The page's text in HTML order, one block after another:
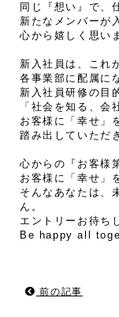
同じ『想い』で、
新たなメンバーが
心から嬉しく思い
新入社員は、これ
各事業部に配属に
新入社員研修の目
「社会を知る、会
お客様に「幸せ」
踏み出していただ
心からの『お客様
お客様に「幸せ」
そんなあなたは、
ん。
エントリーお待ち
Be happy all
前の記事